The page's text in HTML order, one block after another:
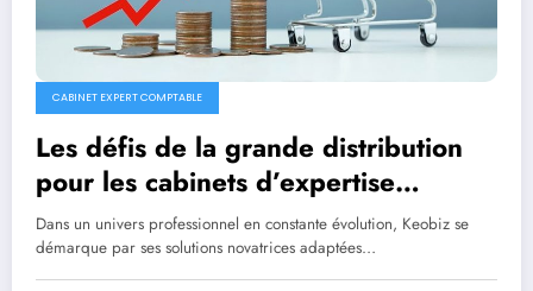
CABINET EXPERT COMPTABLE
Les défis de la grande distribution
pour les cabinets d’expertise
comptable
Dans un univers professionnel en constante évolution, Keobiz se
démarque par ses solutions novatrices adaptées…